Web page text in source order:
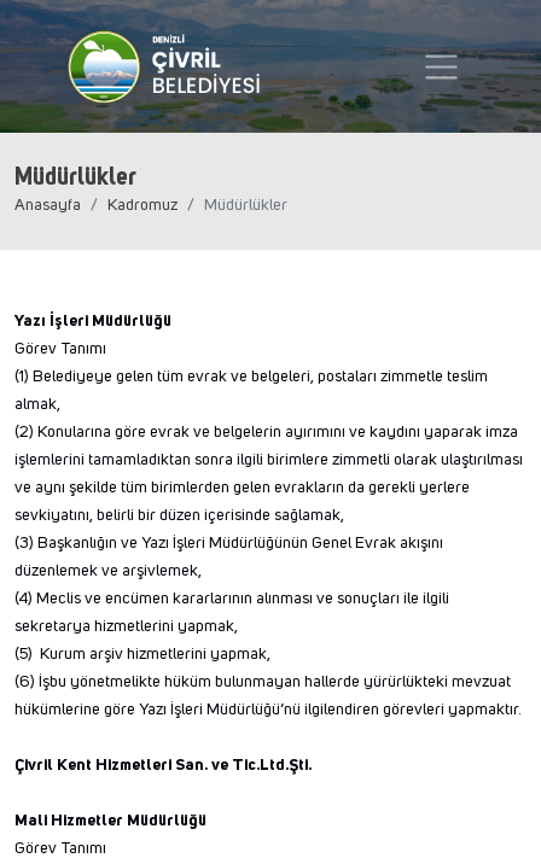
Müdürlükler
Anasayfa Kadromuz Müdürlükler
Yazı İşleri Müdürlüğü
Görev Tanımı
(1) Belediyeye gelen tüm evrak ve belgeleri, postaları zimmetle teslim
almak,
(2) Konularına göre evrak ve belgelerin ayırımını ve kaydını yaparak imza
işlemlerini tamamladıktan sonra ilgili birimlere zimmetli olarak ulaştırılması
ve aynı şekilde tüm birimlerden gelen evrakların da gerekli yerlere
sevkiyatını, belirli bir düzen içerisinde sağlamak,
(3) Başkanlığın ve Yazı İşleri Müdürlüğünün Genel Evrak akışını
düzenlemek ve arşivlemek,
(4) Meclis ve encümen kararlarının alınması ve sonuçları ile ilgili
sekretarya hizmetlerini yapmak,
(5) Kurum arşiv hizmetlerini yapmak,
(6) İşbu yönetmelikte hüküm bulunmayan hallerde yürürlükteki mevzuat
hükümlerine göre Yazı İşleri Müdürlüğü’nü ilgilendiren görevleri yapmaktır.
Çivril Kent Hizmetleri San. ve Tic.Ltd.Şti.
Mali Hizmetler Müdürlüğü
Görev Tanımı